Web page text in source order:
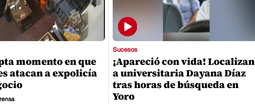
momento en que
atacan a expolicía
Sucesos
¡Apareció con vida! Localizan
a universitaria Dayana Díaz
tras horas de búsqueda en
Yoro